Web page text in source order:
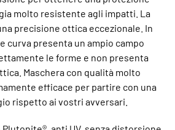
molto resistente agli impatti. La
precisione ottica eccezionale. In
curva presenta un ampio campo
le forme e non presenta
Maschera con qualità molto
efficace per partire con una
rispetto ai vostri avversari.